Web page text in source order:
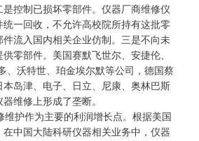
是控制已损坏零部件。仪器厂商维修仪
一回收，不允许高校院所持有这批零
流入国内相关企业仿制。三是不向未
零部件。美国赛默飞世尔、安捷伦、
、沃特世、珀金埃尔默等公司，德国蔡
岛津、电子、日立、尼康、奥林巴斯
维修上形成了垄断。
护作为主要的利润增长点。根据美国
中国大陆科研仪器相关业务中，仪器